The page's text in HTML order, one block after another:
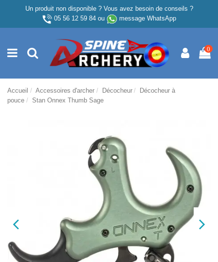
Un produit non disponible ? Vous avez besoin de conseils ?
05 56 12 59 84ou message WhatsApp
0
Accueil Accessoires d'archer Décocheur
Décocheur à
pouce
Stan Onnex Thumb Sage